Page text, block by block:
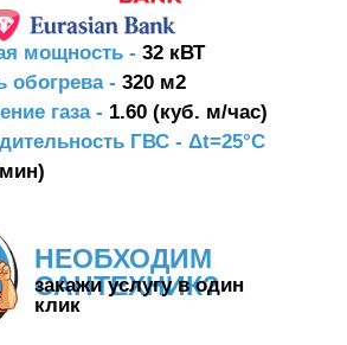
НЕОБХОДИМ
САНТЕХНИК?
закажи услугу в один
клик
мощность - 32 кВТ
обогрева - 320 м2
газа - 1.60 (куб. м/час)
ГВС - Δt=25°С